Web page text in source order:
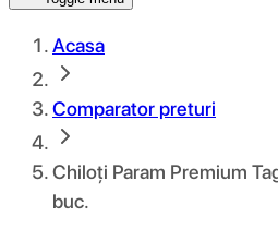
Acasa
Comparator preturi
Chiloți Param Premium
buc.